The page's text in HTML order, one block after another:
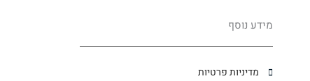
מידע נוסף
מדיניות פרטיות